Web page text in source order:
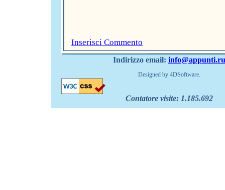
Inserisci Commento
Indirizzo email: info@appunti.ru
Designed by 4DSoftware.
Contatore visite: 1.185.692